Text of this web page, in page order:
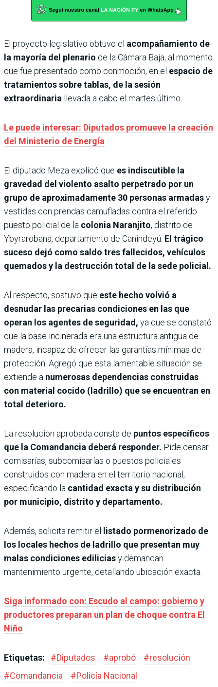
El proyecto legislativo obtuvo el acompañamiento de
la mayoría del plenario de la Cámara Baja, al momento
que fue presentado como conmoción, en el espacio de
tratamientos sobre tablas, de la sesión
extraordinaria
llevada a cabo el martes último.
Le puede interesar: Diputados promueve la creación
del Ministerio de Energía
El diputado Meza explicó que es indiscutible la
gravedad del violento asalto perpetrado por un
grupo de aproximadamente 30 personas armadasy
vestidas con prendas camufladas contra el referido
puesto policial de la colonia Naranjito, distrito de
Ybyrarobaná, departamento de Canindeyú. El trágico
suceso dejó como saldo tres fallecidos, vehículos
quemados y la destrucción total de la sede policial.
Al respecto, sostuvo que este hecho volvió a
desnudar las precarias condiciones en las que
operan los agentes de seguridad, ya que se constató
que la base incinerada era una estructura antigua de
madera, incapaz de ofrecer las garantías mínimas de
protección. Agregó que esta lamentable situación se
extiende a numerosas dependencias construidas
con material cocido (ladrillo) que se encuentran en
total deterioro.
La resolución aprobada consta de puntos específicos
que la Comandancia deberá responder. Pide censar
comisarías, subcomisarías o puestos policiales
construidos con madera en el territorio nacional,
especificando la cantidad exacta y su distribución
por municipio, distrito y departamento.
Además, solicita remitir el
listado pormenorizado de
los locales hechos de ladrillo que presentan muy
malas condiciones ediliciasy demandan
mantenimiento urgente, detallando ubicación exacta.
Siga informado con: Escudo al campo: gobierno y
productores preparan un plan de choque contra El
Niño
Etiquetas: #Diputados #aprobó #resolución
#Comandancia #Policía Nacional